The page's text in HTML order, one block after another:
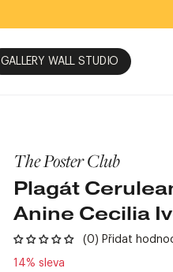
GALLERY WALL STUDIO
The Poster Club
Plagát
Anine Cecilia
(0) Přidat
14% sleva